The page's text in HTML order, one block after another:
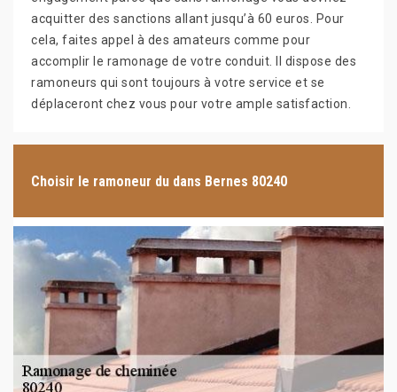
acquitter des sanctions allant jusqu’à 60 euros. Pour
cela, faites appel à des amateurs comme pour
accomplir le ramonage de votre conduit. Il dispose des
ramoneurs qui sont toujours à votre service et se
déplaceront chez vous pour votre ample satisfaction.
Choisir le ramoneur du dans Bernes 80240